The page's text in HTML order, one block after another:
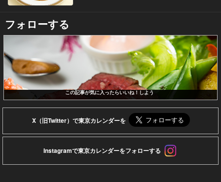
フォローする
この記事が気に入ったらいいね！しよう
X（旧Twitter）で東京カレンダーを
Instagramで東京カレンダーをフォローする